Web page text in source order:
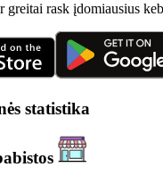
greitai rask įdomiausius
statistika